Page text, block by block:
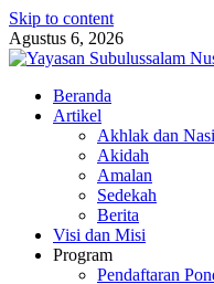
Skip to content
Agustus 6, 2026
Yayasan Subulussalam
Yayasan Subulussalam
Beranda
Artikel
Akhlak dan
Akidah
Amalan
Sedekah
Berita
Visi dan Misi
Program
Pendaftaran